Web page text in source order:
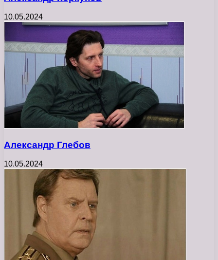
10.05.2024
Александр Глебов
10.05.2024